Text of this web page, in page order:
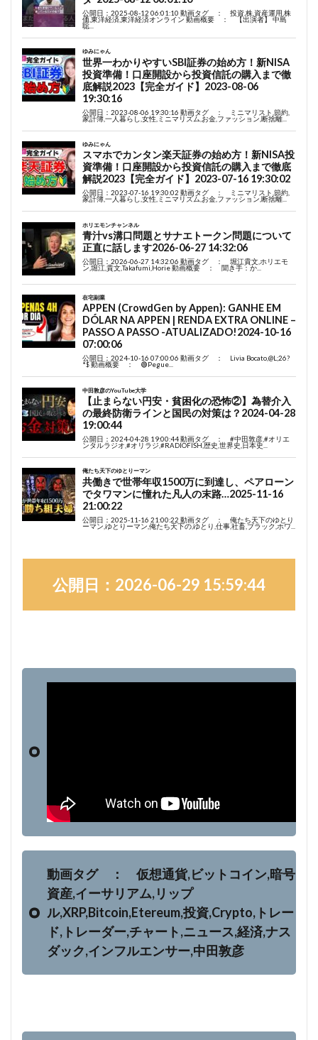
公開日：2026-06-29 15:59:44
動画タグ ： 仮想通貨,ビットコイン,暗号
資産,イーサリアム,リップ
ル,XRP,Bitcoin,Etereum,投資,Crypto,トレー
ド,トレーダー,チャート,ニュース,経済,ナス
ダック,インフルエンサー,中田敦彦